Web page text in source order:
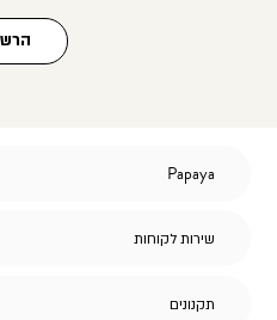
Papaya
Papaya
הצהרת נגישות
שירות
שירות לקוחות
משלוחים
תקנונים
תקנונים